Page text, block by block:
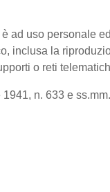
ad uso personale
inclusa la
o reti
n. 633 e